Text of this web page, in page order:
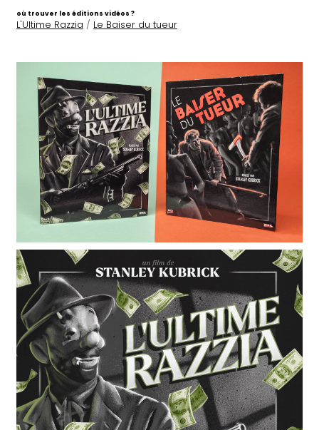
où trouver les éditions vidéos ?
L'Ultime Razzia / Le Baiser du tueur